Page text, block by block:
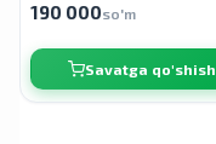
190 000so'm
Savatga qo'shish